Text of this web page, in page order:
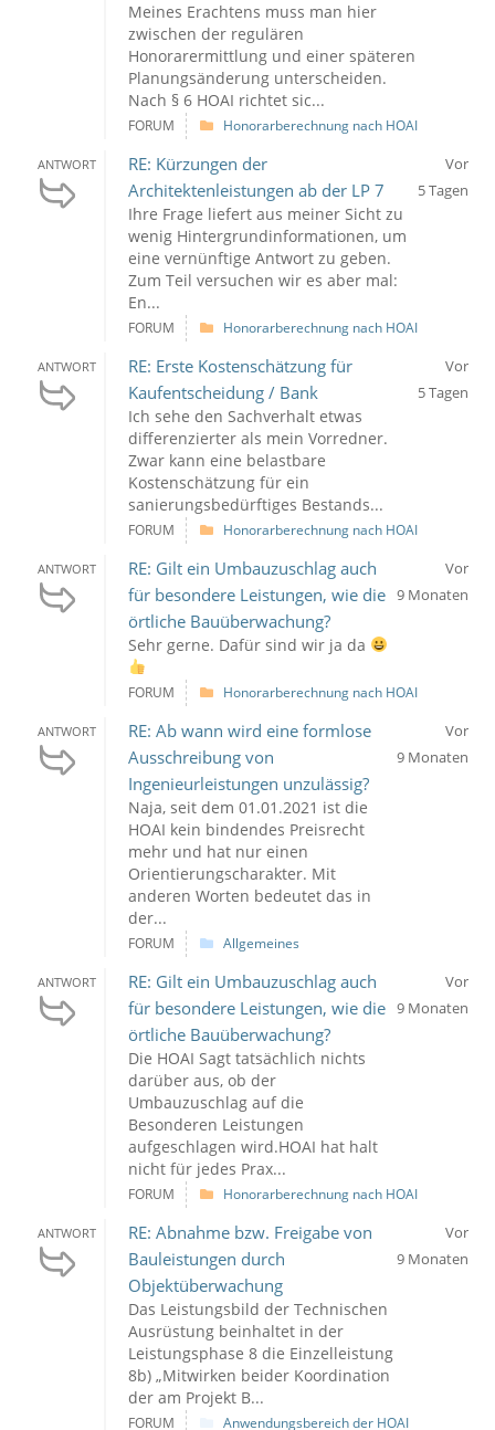
Meines Erachtens muss man hier
zwischen der regulären
Honorarermittlung und einer späteren
Planungsänderung unterscheiden.
Nach § 6 HOAI richtet sic...
FORUM Honorarberechnung nach HOAI
ANTWORT
RE: Kürzungen der
Architektenleistungen ab der LP 7
Ihre Frage liefert aus meiner Sicht zu
wenig Hintergrundinformationen, um
eine vernünftige Antwort zu geben.
Zum Teil versuchen wir es aber mal:
En...
Vor
5 Tagen
FORUM Honorarberechnung nach HOAI
ANTWORT
RE: Erste Kostenschätzung für
Kaufentscheidung / Bank
Ich sehe den Sachverhalt etwas
differenzierter als mein Vorredner.
Zwar kann eine belastbare
Kostenschätzung für ein
sanierungsbedürftiges Bestands...
Vor
5 Tagen
FORUM Honorarberechnung nach HOAI
ANTWORT
RE: Gilt ein Umbauzuschlag auch
für besondere Leistungen, wie die
örtliche Bauüberwachung?
Sehr gerne. Dafür sind wir ja da
Vor
9 Monaten
FORUM Honorarberechnung nach HOAI
ANTWORT
RE: Ab wann wird eine formlose
Ausschreibung von
Ingenieurleistungen unzulässig?
Naja, seit dem 01.01.2021 ist die
HOAI kein bindendes Preisrecht
mehr und hat nur einen
Orientierungscharakter. Mit
anderen Worten bedeutet das in
der...
Vor
9 Monaten
FORUM Allgemeines
ANTWORT
RE: Gilt ein Umbauzuschlag auch
für besondere Leistungen, wie die
örtliche Bauüberwachung?
Die HOAI Sagt tatsächlich nichts
darüber aus, ob der
Umbauzuschlag auf die
Besonderen Leistungen
aufgeschlagen wird.HOAI hat halt
nicht für jedes Prax...
Vor
9 Monaten
FORUM Honorarberechnung nach HOAI
ANTWORT
RE: Abnahme bzw. Freigabe von
Bauleistungen durch
Objektüberwachung
Das Leistungsbild der Technischen
Ausrüstung beinhaltet in der
Leistungsphase 8 die Einzelleistung
8b) „Mitwirken beider Koordination
der am Projekt B...
Vor
9 Monaten
FORUM Anwendungsbereich der HOAI